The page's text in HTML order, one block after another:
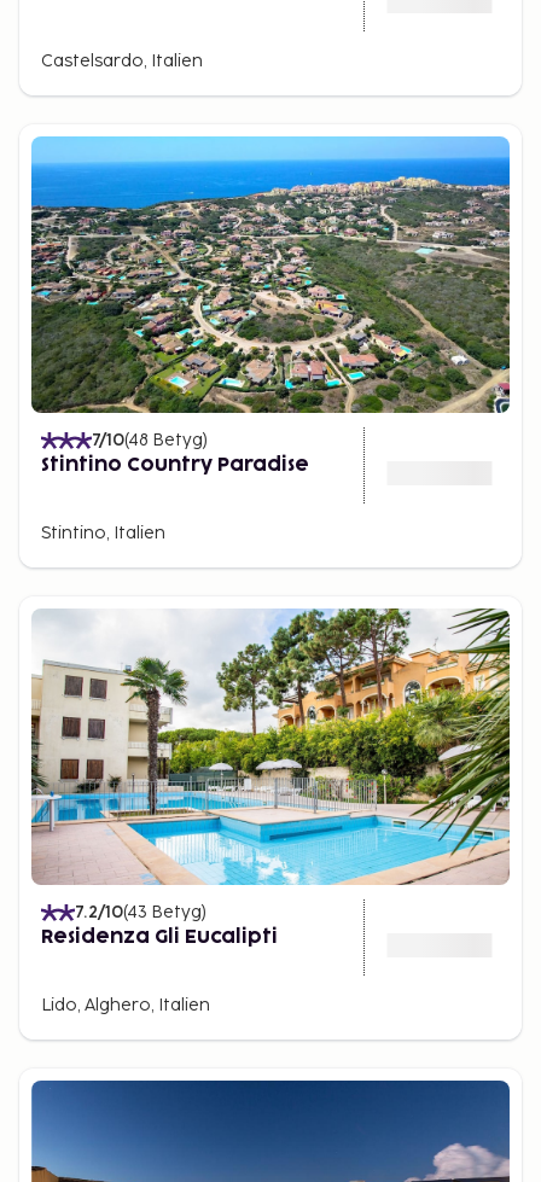
Castelsardo, Italien
7/10(48 Betyg)
Stintino Country Paradise
Stintino, Italien
7.2/10(43 Betyg)
Residenza Gli Eucalipti
Lido, Alghero, Italien